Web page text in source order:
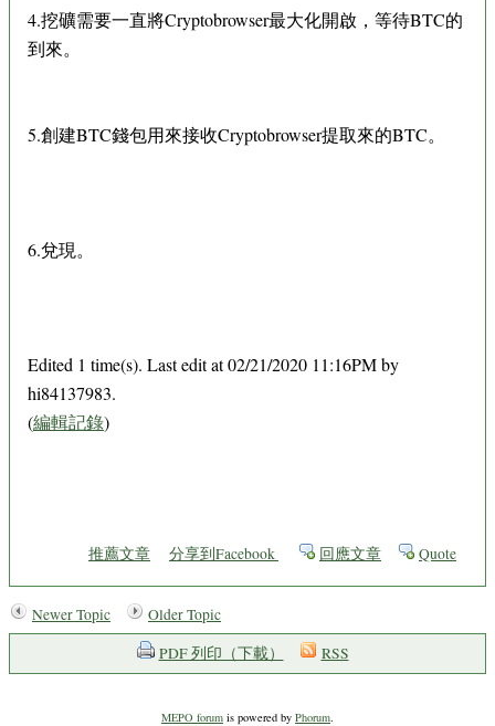
4.挖礦需要一直將Cryptobrowser最大化開啟，等待BTC的
到來。
5.創建BTC錢包用來接收Cryptobrowser提取來的BTC。
6.兌現。
Edited 1 time(s). Last edit at 02/21/2020 11:16PM by
hi84137983.
(編輯記錄)
推薦文章 分享到Facebook 回應文章 Quote
Newer Topic
Older Topic
PDF 列印（下載）
RSS
MEPO forum is powered by Phorum.